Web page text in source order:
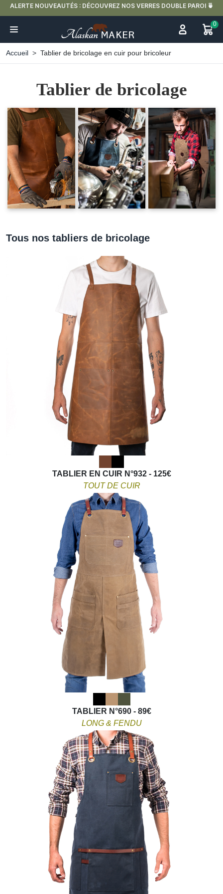
NOS VERRES DOUBLE PAROI 🍵 LIVRAISON OFFERTE EN FRANCE
0
Accueil Tablier de bricolage en cuir pour bricoleur
Tablier de bricolage
Tous nos tabliers de bricolage
TABLIER EN CUIR N°932 - 125€
TOUT DE CUIR
TABLIER N°690 - 89€
LONG & FENDU